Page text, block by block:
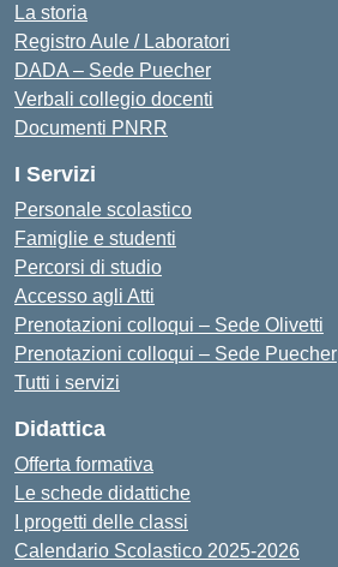
La storia
Registro Aule / Laboratori
DADA – Sede Puecher
Verbali collegio docenti
Documenti PNRR
I Servizi
Personale scolastico
Famiglie e studenti
Percorsi di studio
Accesso agli Atti
Prenotazioni colloqui – Sede Olivetti
Prenotazioni colloqui – Sede Puecher
Tutti i servizi
Didattica
Offerta formativa
Le schede didattiche
I progetti delle classi
Calendario Scolastico 2025-2026